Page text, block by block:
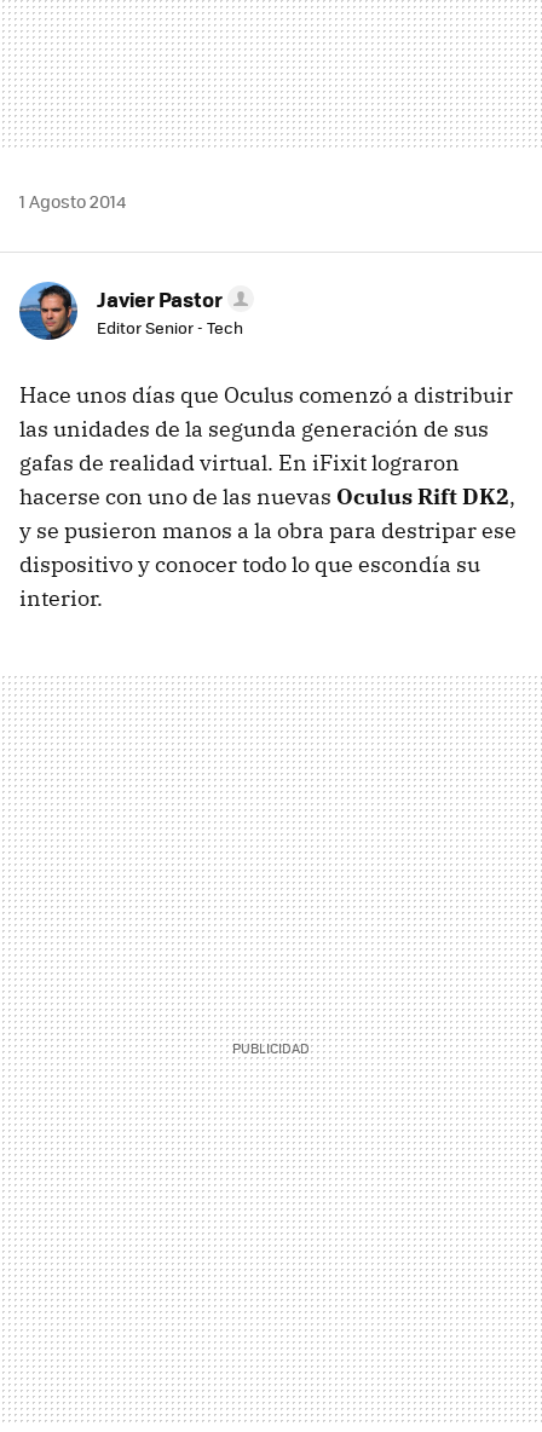
1 Agosto 2014
Javier Pastor
Editor Senior - Tech
Hace unos días que Oculus comenzó a distribuir
las unidades de la segunda generación de sus
gafas de realidad virtual. En iFixit lograron
hacerse con uno de las nuevas Oculus Rift DK2,
y se pusieron manos a la obra para destripar ese
dispositivo y conocer todo lo que escondía su
interior.